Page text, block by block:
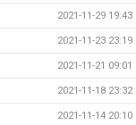
2021-11-29 19:43
2021-11-23 23:19
2021-11-21 09:01
2021-11-18 23:32
2021-11-14 20:10